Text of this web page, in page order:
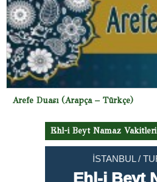
Arefe Duası (Arapça – Türkçe)
Ehl-i Beyt Namaz Vakitleri